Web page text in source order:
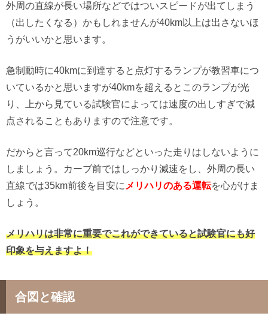
外周の直線が長い場所などではついスピードが出てしまう
（出したくなる）かもしれませんが40km以上は出さないほ
うがいいかと思います。
急制動時に40kmに到達すると点灯するランプが教習車につ
いているかと思いますが40kmを超えるとこのランプが光
り、上から見ている試験官によっては速度の出しすぎで減
点されることもありますので注意です。
だからと言って20km巡行などといった走りはしないように
しましょう。カーブ前ではしっかり減速をし、外周の長い
直線では35km前後を目安に メリハリのある運転を心がけま
しょう。
メリハリは非常に重要でこれができていると試験官にも好
印象を与えますよ！
合図と確認